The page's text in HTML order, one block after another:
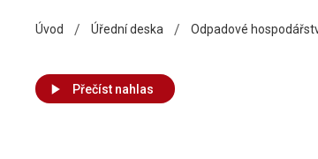
Úvod / Úřední deska / Odpadové
Přečíst nahlas